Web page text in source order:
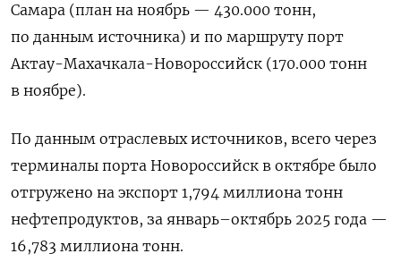
Самара (план на ноябрь — 430.000 тонн,
по данным источника) и по маршруту порт
Актау-Махачкала-Новороссийск (170.000 тонн
в ноябре).
По данным отраслевых источников, всего через
терминалы порта Новороссийск в октябре было
отгружено на экспорт 1,794 миллиона тонн
нефтепродуктов, за январь–октябрь 2025 года —
16,783 миллиона тонн.